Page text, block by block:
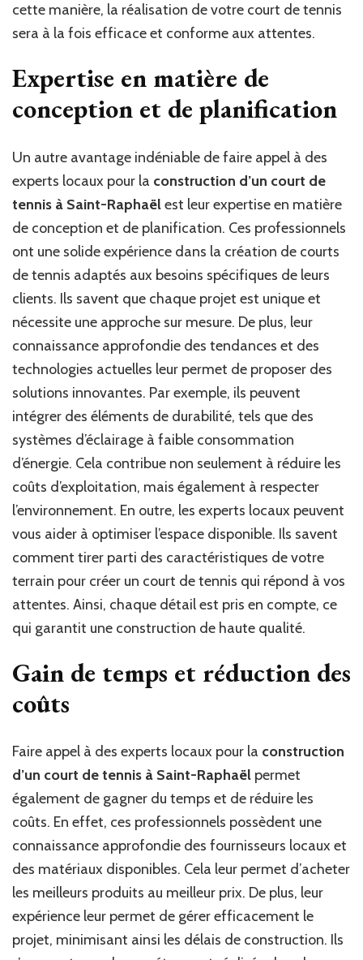
cette manière, la réalisation de votre court de tennis
sera à la fois efficace et conforme aux attentes.
Expertise en matière de
conception et de planification
Un autre avantage indéniable de faire appel à des
experts locaux pour la construction d’un court de
tennis à Saint-Raphaëlest leur expertise en matière
de conception et de planification. Ces professionnels
ont une solide expérience dans la création de courts
de tennis adaptés aux besoins spécifiques de leurs
clients. Ils savent que chaque projet est unique et
nécessite une approche sur mesure. De plus, leur
connaissance approfondie des tendances et des
technologies actuelles leur permet de proposer des
solutions innovantes. Par exemple, ils peuvent
intégrer des éléments de durabilité, tels que des
systèmes d’éclairage à faible consommation
d’énergie. Cela contribue non seulement à réduire les
coûts d’exploitation, mais également à respecter
l’environnement. En outre, les experts locaux peuvent
vous aider à optimiser l’espace disponible. Ils savent
comment tirer parti des caractéristiques de votre
terrain pour créer un court de tennis qui répond à vos
attentes. Ainsi, chaque détail est pris en compte, ce
qui garantit une construction de haute qualité.
Gain de temps et réduction des
coûts
Faire appel à des experts locaux pour la construction
d’un court de tennis à Saint-Raphaël permet
également de gagner du temps et de réduire les
coûts. En effet, ces professionnels possèdent une
connaissance approfondie des fournisseurs locaux et
des matériaux disponibles. Cela leur permet d’acheter
les meilleurs produits au meilleur prix. De plus, leur
expérience leur permet de gérer efficacement le
projet, minimisant ainsi les délais de construction. Ils